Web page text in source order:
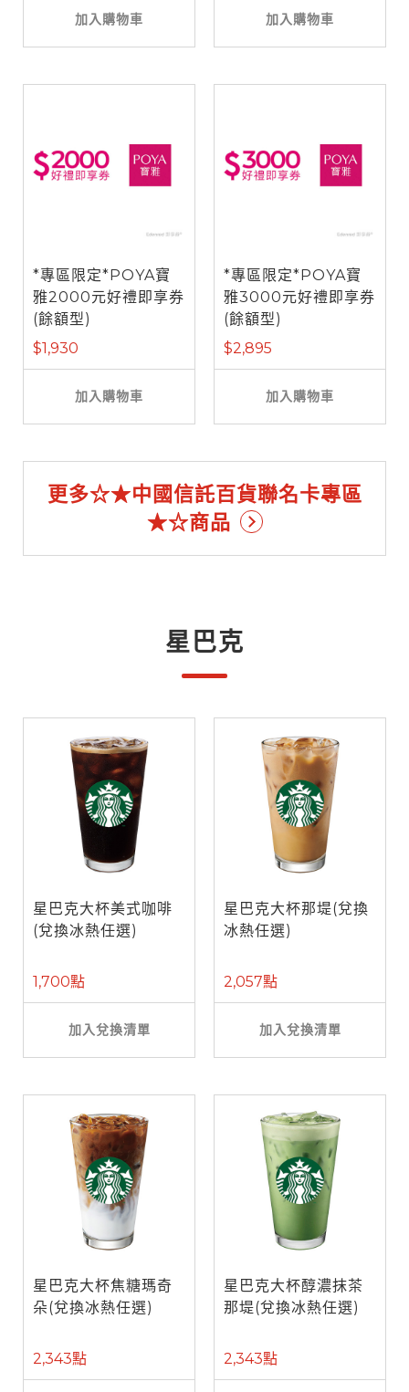
加入購物車 加入購物車
*專區限定*POYA寶
雅2000元好禮即享券
(餘額型)
$1,930
加入購物車
*專區限定*POYA寶
雅3000元好禮即享券
(餘額型)
$2,895
加入購物車
更多☆★中國信託百貨聯名卡專區
★☆商品
星巴克
星巴克大杯美式咖啡
(兌換冰熱任選)
1,700點
加入兌換清單
星巴克大杯那堤(兌換
冰熱任選)
2,057點
加入兌換清單
星巴克大杯焦糖瑪奇
朵(兌換冰熱任選)
2,343點
星巴克大杯醇濃抹茶
那堤(兌換冰熱任選)
2,343點